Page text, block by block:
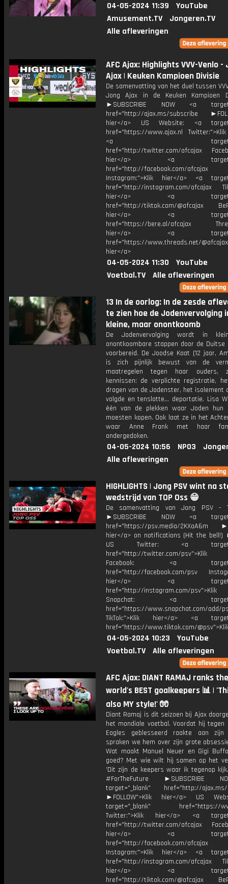
04-05-2024 11:39
YouTube
Amusement.TV
Jongeren.TV
Alle afleveringen
AFC Ajax: Highlights VVV-Venlo -
Ajax | Keuken Kampioen Divisie
De samenvatting van het duel tussen
Jong Ajax in de Keuken Kampioen
►SUBSCRIBE NOW <a
href="http://ajax.ms/subscribe
hier</a> US Website: <a
href="https://www.ajax.nl
<a
href="http://twitter.com/afcajax
hier</a> <a
href="http://facebook.com/afcajax
Instagram:">Klik hier</a> <a
href="http://instagram.com/afcajax
hier</a> <a
href="http://tiktok.com/@afcajax
hier</a> <a
href="https://bere.al/afcajax
hier</a> <a
href="https://www.threads.net/
hier</a>
04-05-2024 11:30
YouTube
Voetbal.TV
Alle afleveringen
13 In de oorlog: In de zesde
te zien hoe de Jodenvervolging
kleine, maar onontkoomb
De Jodenvervolging wordt in
onontkoombare stappen door de
voorbereid. De Joodse Kaat (12 jaar,
is zich pijnlijk bewust van de
maatregelen tegen haar ouders,
kennissen: de verplichte registratie,
dragen van de Jodenster, het isolement
volgde en tenslotte... deportatie. Lisa
één van de plekken waar Joden hun
moesten kopen. Ook laat ze in het
waar Anne Frank met haar
ondergedoken.
04-05-2024 10:56 NPO3
Alle afleveringen
HIGHLIGHTS | Jong PSV wint na
wedstrijd van TOP Oss 😁
De samenvatting van Jong PSV -
►SUBSCRIBE NOW <a
href="https://psv.media/2KXaA6m
hier</a> on notifications (Hit the bell!)
US Twitter: <a
href="http://twitter.com/psv">Klik
Facebook: <a
href="http://facebook.com/psv
hier</a> <a
href="http://instagram.com/
Snapchat: <a
href="https://www.snapchat.com/add/
TikTok:">Klik hier</a> <a
href="https://www.tiktok.com/
04-05-2024 10:23
YouTube
Voetbal.TV
Alle afleveringen
AFC Ajax: DIANT RAMAJ ranks the
world's BEST goalkeepers 📊 |
also MY style!' 🧤
Diant Ramaj is dit seizoen bij Ajax
het mondiale voetbal. Voordat hij tegen
Eagles geblesseerd raakte aan zijn
spraken we hem over zijn grote
Wat maakt Manuel Neuer en Gigi
goed? Met wie wilt hij samen op het
'Dit zijn de keepers waar ik tegenop
#ForTheFuture ►SUBSCRIBE
target="_blank" href="http://ajax.ms/
►FOLLOW">Klik hier</a> US
target="_blank" href="https://
Twitter:">Klik hier</a> <a
href="http://twitter.com/afcajax
hier</a> <a
href="http://facebook.com/afcajax
Instagram:">Klik hier</a> <a
href="http://instagram.com/afcajax
hier</a> <a
href="http://tiktok.com/@afcajax